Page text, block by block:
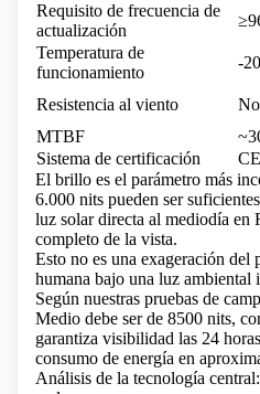
Requisito de frecuencia de
actualización
Temperatura de
funcionamiento
-
Resistencia al viento
MTBF
Sistema de certificación
El brillo es el parámetro más
6.000 nits pueden ser
luz solar directa al mediodía en
completo de la vista.
Esto no es una exageración
humana bajo una luz ambiental
Según nuestras pruebas de
Medio debe ser de 8500 nits,
garantiza visibilidad las 24
consumo de energía en
Análisis de la tecnología